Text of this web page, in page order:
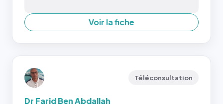
Voir la fiche
Téléconsultation
Dr Farid Ben Abdallah